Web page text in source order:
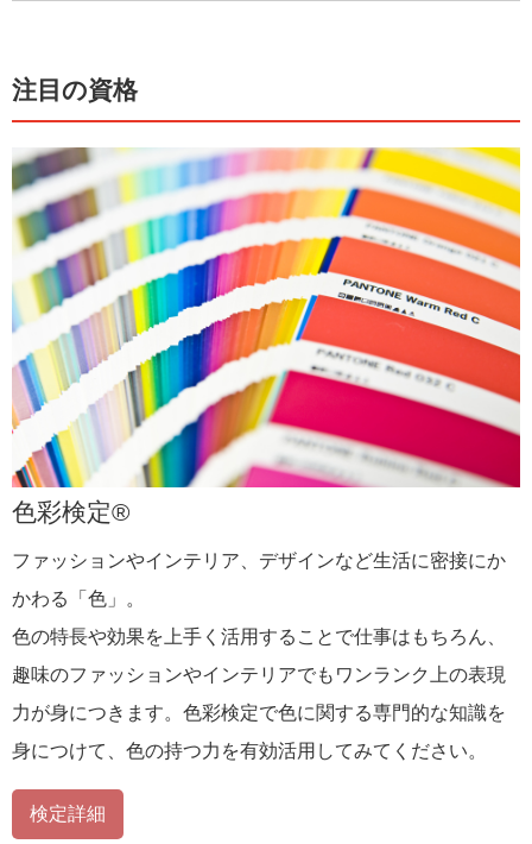
注目の資格
色彩検定®
ファッションやインテリア、デザインなど生活に密接にか
かわる「色」。
色の特長や効果を上手く活用することで仕事はもちろん、
趣味のファッションやインテリアでもワンランク上の表現
力が身につきます。色彩検定で色に関する専門的な知識を
身につけて、色の持つ力を有効活用してみてください。
検定詳細